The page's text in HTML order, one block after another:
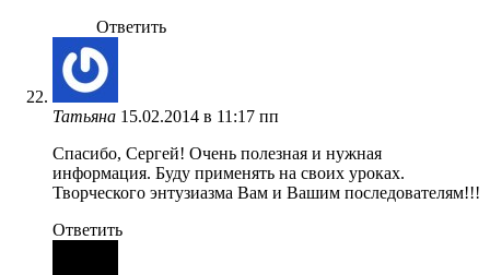
Ответить
Татьяна 15.02.2014 в 11:17 пп
Спасибо, Сергей! Очень полезная и нужная
информация. Буду применять на своих уроках.
Творческого энтузиазма Вам и Вашим последователям!!!
Ответить